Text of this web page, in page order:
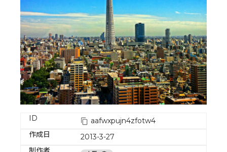
ID
aafwxpujn4zfotw4
作成日
2013-3-27